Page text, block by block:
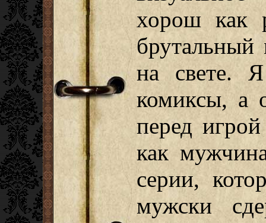
хорош как
брутальный
на свете.
комиксы, а
перед
как
серии,
мужски